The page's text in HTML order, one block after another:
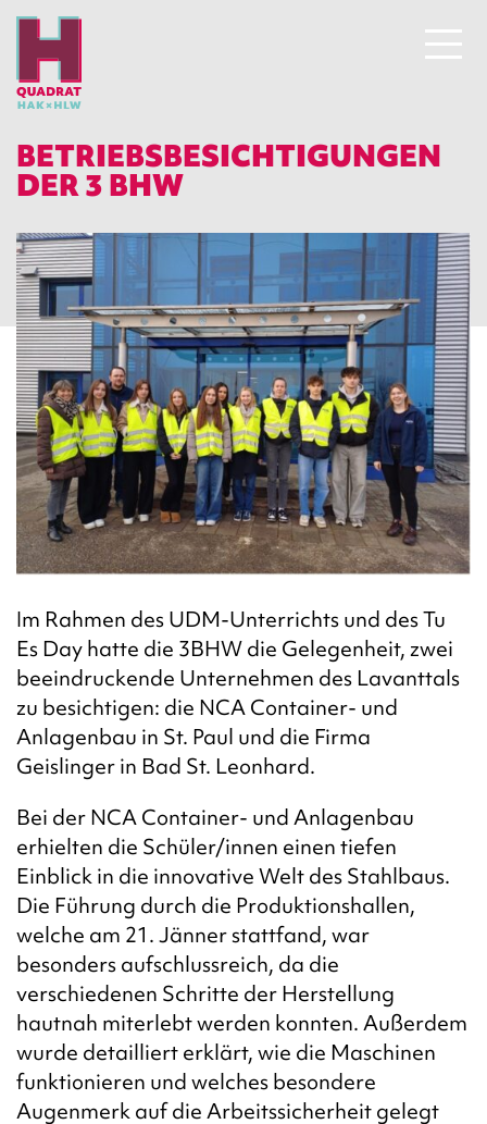
BETRIEBSBESICHTIGUNGEN
DER 3 BHW
Im Rahmen des UDM-Unterrichts und des Tu
Es Day hatte die 3BHW die Gelegenheit, zwei
beeindruckende Unternehmen des Lavanttals
zu besichtigen: die NCA Container- und
Anlagenbau in St. Paul und die Firma
Geislinger in Bad St. Leonhard.
Bei der NCA Container- und Anlagenbau
erhielten die Schüler/innen einen tiefen
Einblick in die innovative Welt des Stahlbaus.
Die Führung durch die Produktionshallen,
welche am 21. Jänner stattfand, war
besonders aufschlussreich, da die
verschiedenen Schritte der Herstellung
hautnah miterlebt werden konnten. Außerdem
wurde detailliert erklärt, wie die Maschinen
funktionieren und welches besondere
Augenmerk auf die Arbeitssicherheit gelegt